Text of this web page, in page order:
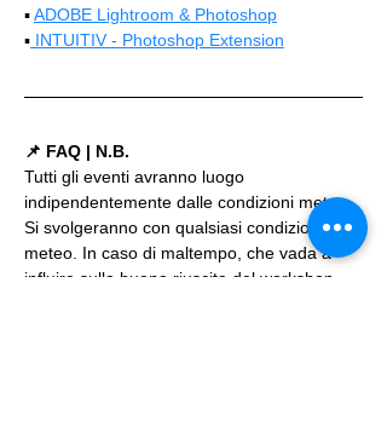
▪️ ADOBE Lightroom & Photoshop
▪️ INTUITIV - Photoshop Extension
📌 FAQ | N.B.
Tutti gli eventi avranno luogo
indipendentemente dalle condizioni meteo.
Si svolgeranno con qualsiasi condizione
meteo. In caso di maltempo, che vada a
influire sulla buona riuscita del workshop